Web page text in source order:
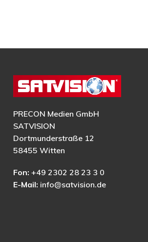
PRECON Medien GmbH
SATVISION
Dortmunderstraße 12
58455 Witten
Fon: +49 2302 28 23 3 0
E-Mail: info@satvision.de